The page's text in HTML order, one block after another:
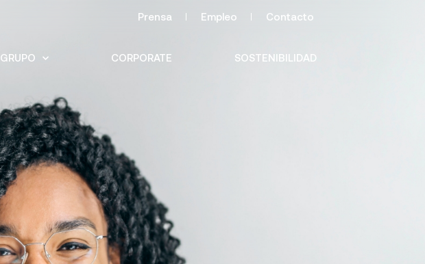
Prensa Empleo Contacto
GRUPO CORPORATE SOSTENIBILIDAD